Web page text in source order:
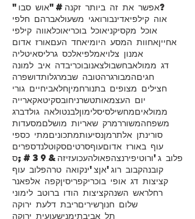
"אוש סבו"
#אפשר את זה ביותר זקנה?
אברהם חלפיאגי משעולאדינבורואוה קילפי
אווה קילפיאוכלאוכל בוכריאוכל מקסיקני
אורז אדוםאחד העםאחוות המסע היומיאחיין
איטליהאלכס גרליסאמלפיאמנון צלוי
בדה איב למונהבוכריבולצאנובחשדג ממולא
דושפרההטובה שבמרגלותהמבורגרחגים
חיים גוריחלאביחמיןחצילים מצופים בתנור
טאקארייהטשרניחובסקייום העצמאות
לאה גולדברגלבנטולימוןלסיסמחשיממולאים
מסעדותמרק שאריות מושלםמשוררמשפחה
מתי כספימתכוניםנסיעותנתן אלתרמןסורי
ספריםסקוטלנדסרטיםעוףעוף באורז אדום
עזיזה&#39;סעכופאולהפירנצהפלוב ג'ורוטי
פלוב עוףצ'ינקואה טרהקבוב רוג'אןקובנה
קפה אלפאנרקפריסיןקציצות דג אופי בוכרי
קציצות הודו ברוטב לימוניראש השנהרחל
ריבת דלעת ירוקהשיריםשלום חנוך
שעועית ירוקהתימניתל אביב